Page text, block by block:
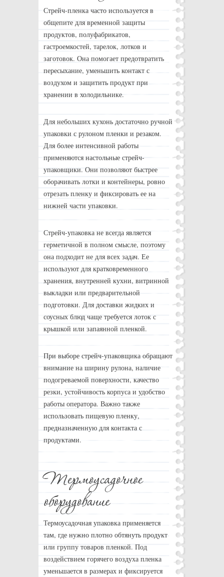
Стрейч-пленка часто используется в
общепите для временной защиты
продуктов, полуфабрикатов,
гастроемкостей, тарелок, лотков и
заготовок. Она помогает предотвратить
пересыхание, уменьшить контакт с
воздухом и защитить продукт при
хранении в холодильнике.
Для небольших кухонь достаточно ручной
упаковки с рулоном пленки и резаком.
Для более интенсивной работы
применяются настольные стрейч-
упаковщики. Они позволяют быстрее
оборачивать лотки и контейнеры, ровно
отрезать пленку и фиксировать ее на
нижней части упаковки.
Стрейч-упаковка не всегда является
герметичной в полном смысле, поэтому
она подходит не для всех задач. Ее
используют для кратковременного
хранения, внутренней кухни, витринной
выкладки или предварительной
подготовки. Для доставки жидких и
соусных блюд чаще требуется лоток с
крышкой или запаянной пленкой.
При выборе стрейч-упаковщика обращают
внимание на ширину рулона, наличие
подогреваемой поверхности, качество
резки, устойчивость корпуса и удобство
работы оператора. Важно также
использовать пищевую пленку,
предназначенную для контакта с
продуктами.
Термоусадочная упаковка применяется
там, где нужно плотно обтянуть продукт
или группу товаров пленкой. Под
воздействием горячего воздуха пленка
уменьшается в размерах и фиксируется